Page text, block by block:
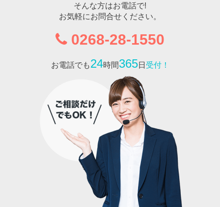
そんな方はお電話で!
お気軽にお問合せください。
0268-28-1550
お電話でも24時間365日 受付！